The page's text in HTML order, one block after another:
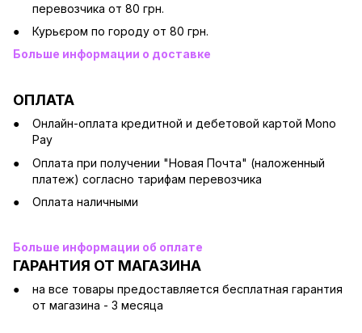
перевозчика от 80 грн.
Курьєром по городу от 80 грн.
Больше информации о доставке
ОПЛАТА
Онлайн-оплата кредитной и дебетовой картой Mono
Pay
Оплата при получении "Новая Почта" (наложенный
платеж) согласно тарифам перевозчика
Оплата наличными
Больше информации об оплате
ГАРАНТИЯ ОТ МАГАЗИНА
на все товары предоставляется бесплатная гарантия
от магазина - 3 месяца